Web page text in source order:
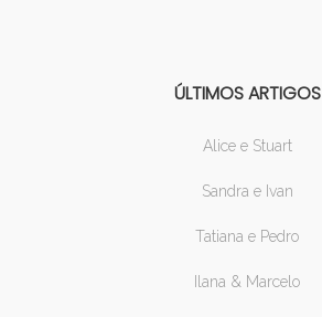
ÚLTIMOS ARTIGOS
Alice e Stuart
Sandra e Ivan
Tatiana e Pedro
Ilana & Marcelo